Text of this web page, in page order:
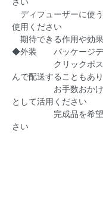
ディフューザーに使
使用ください
期待できる作用や効
◆外装 パッケージデ
クリックポストお
んで配送することもあ
お手数おかけしま
として活用ください
完成品を希望の場
さい